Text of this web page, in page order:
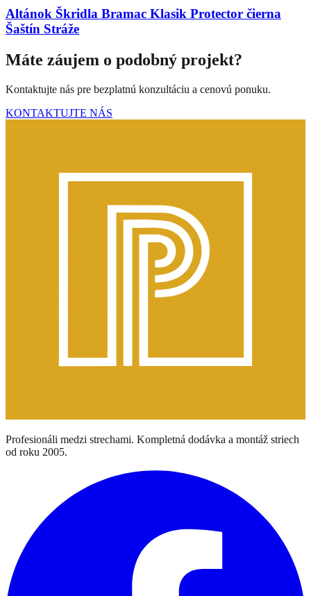
Altánok Škridla Bramac Klasik Protector čierna
Šaštín Stráže
Máte záujem o podobný projekt?
Kontaktujte nás pre bezplatnú konzultáciu a cenovú ponuku.
KONTAKTUJTE NÁS
Profesionáli medzi strechami. Kompletná dodávka a montáž striech
od roku 2005.